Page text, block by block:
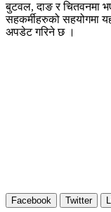
बुटवल, दाङ र चितवनमा
सहकर्मीहरुको सहयोगमा
अपडेट गरिने छ ।
Facebook Twitter